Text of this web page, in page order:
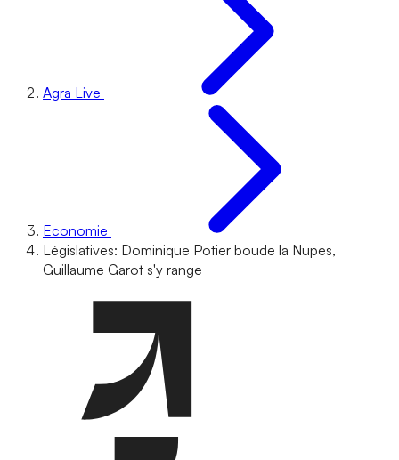
Agra Live
Economie
Législatives: Dominique Potier boude la Nupes,
Guillaume Garot s'y range